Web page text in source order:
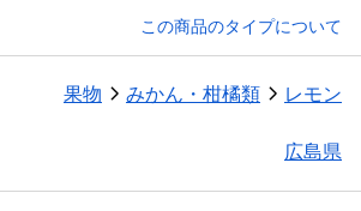
この商品のタイプについて
果物 みかん・柑橘類 レモン
広島県